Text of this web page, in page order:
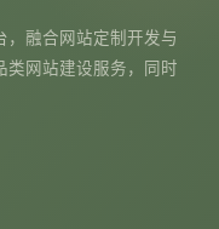
，融合网站定制开发与
类网站建设服务，同时